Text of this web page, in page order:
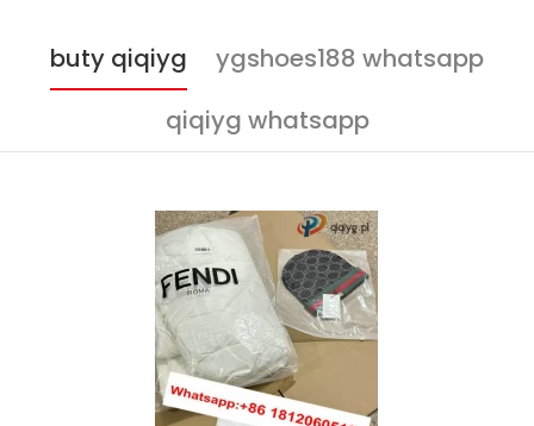
buty qiqiyg
ygshoes188 whatsapp
qiqiyg whatsapp